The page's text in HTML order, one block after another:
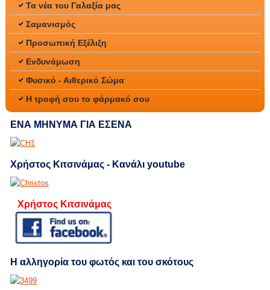
Τα νέα του Γαλαξία μας
Σαμανισμός
Προσωπική Εξέλιξη
Ενδυνάμωση
Φυσικό - Αιθερικό Σώμα
Η τροφή σου το φάρμακό σου
ΕΝΑ ΜΗΝΥΜΑ ΓΙΑ ΕΣΕΝΑ
Χρήστος Κιτσινάμας - Κανάλι youtube
Χρήστος Κιτσινάμας
Η αλληγορία του φωτός και του σκότους